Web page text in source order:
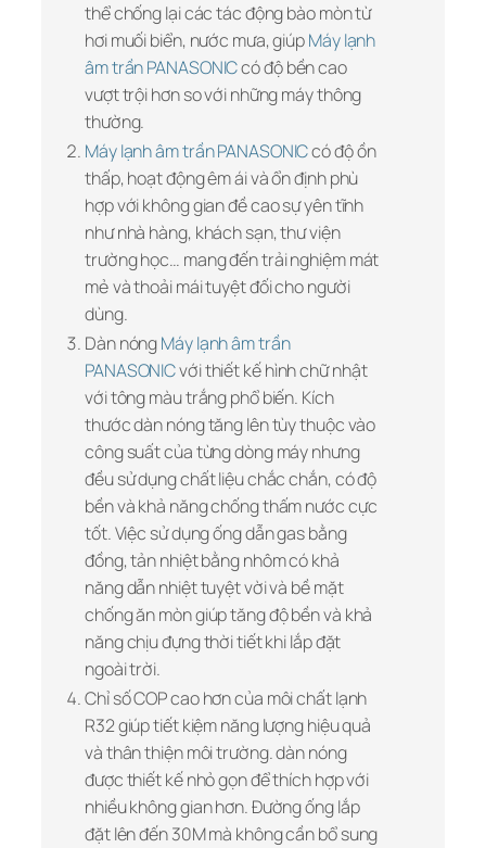
thể chống lại các tác động bào mòn từ
hơi muối biển, nước mưa, giúpMáy lạnh
âm trần PANASONICcó độ bền cao
vượt trội hơn so với những máy thông
thường.
Máy lạnh âm trần PANASONICcó độ ồn
thấp, hoạt động êm ái và ổn định phù
hợp với không gian đề cao sự yên tĩnh
như nhà hàng, khách sạn, thư viện
trường học… mang đến trải nghiệm mát
mẻ và thoải mái tuyệt đối cho người
dùng.
Dàn nóngMáy lạnh âm trần
PANASONICvới thiết kế hình chữ nhật
với tông màu trắng phổ biến. Kích
thước dàn nóng tăng lên tùy thuộc vào
công suất của từng dòng máy nhưng
đều sử dụng chất liệu chắc chắn, có độ
bền và khả năng chống thấm nước cực
tốt. Việc sử dụng ống dẫn gas bằng
đồng, tản nhiệt bằng nhôm có khả
năng dẫn nhiệt tuyệt vời và bề mặt
chống ăn mòn giúp tăng độ bền và khả
năng chịu đựng thời tiết khi lắp đặt
ngoài trời.
Chỉ số COP cao hơn của môi chất lạnh
R32 giúp tiết kiệm năng lượng hiệu quả
và thân thiện môi trường. dàn nóng
được thiết kế nhỏ gọn để thích hợp với
nhiều không gian hơn. Đường ống lắp
đặt lên đến 30M mà không cần bổ sung